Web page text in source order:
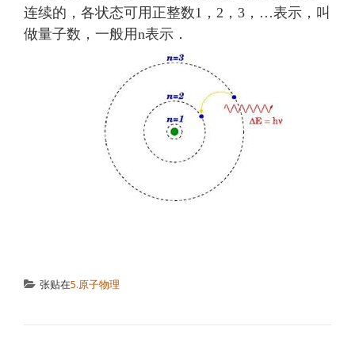
连续的，各状态可用正整数1，2，3，…表示，叫
做量子数，一般用n表示．
张贴在5.原子物理